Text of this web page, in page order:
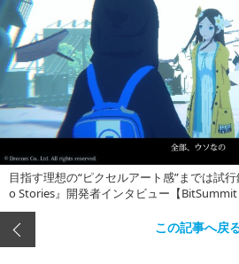
目指す理想の“ピクセルアート感”までは試
o Stories』開発者インタビュー【BitSummit
この記事へ戻